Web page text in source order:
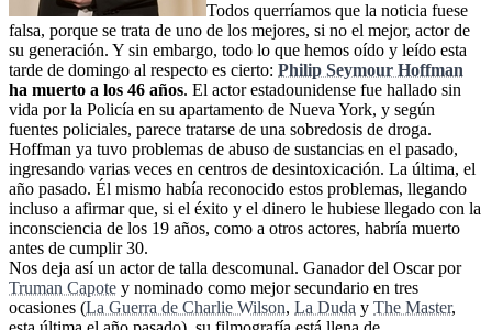
Todos querríamos que la noticia fuese
falsa, porque se trata de uno de los mejores, si no el mejor, actor de
su generación. Y sin embargo, todo lo que hemos oído y leído esta
tarde de domingo al respecto es cierto: Philip Seymour Hoffman
ha muerto a los 46 años. El actor estadounidense fue hallado sin
vida por la Policía en su apartamento de Nueva York, y según
fuentes policiales, parece tratarse de una sobredosis de droga.
Hoffman ya tuvo problemas de abuso de sustancias en el pasado,
ingresando varias veces en centros de desintoxicación. La última, el
año pasado. Él mismo había reconocido estos problemas, llegando
incluso a afirmar que, si el éxito y el dinero le hubiese llegado con la
inconsciencia de los 19 años, como a otros actores, habría muerto
antes de cumplir 30.
Nos deja así un actor de talla descomunal. Ganador del Oscar por
Truman Capote y nominado como mejor secundario en tres
ocasiones (La Guerra de Charlie Wilson, La Duda y The Master,